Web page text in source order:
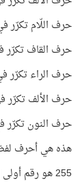
حرف اللّام تكرّر في
حرف القاف تكرّر في
حرف الراء تكرّر في
حرف الألف تكرّر في
حرف النون تكرّر في
هذه هي أحرف لفظ
255 هو رقم أولى الآيات الست وأعظم آية في القرآن.. آية الكرسي!